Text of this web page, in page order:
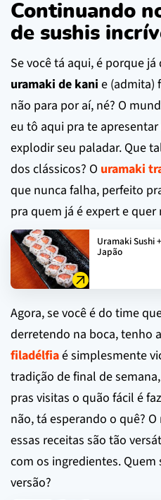
Continuando
de sushis
Se você tá aqui, é porque
uramaki de kani e (admita)
não para por aí, né? O
eu tô aqui pra te
explodir seu paladar. Que
dos clássicos? O uramaki
que nunca falha, perfeito
pra quem já é expert e
Uramaki Sushi
Japão
Agora, se você é do time
derretendo na boca, tenho
filadélfiaé simplesmente
tradição de final de
pras visitas o quão fácil é
não, tá esperando o quê?
essas receitas são tão
com os ingredientes.
versão?